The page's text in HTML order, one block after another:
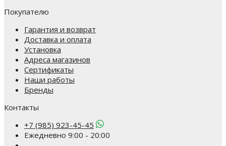
Покупателю
Гарантия и возврат
Доставка и оплата
Установка
Адреса магазинов
Сертификаты
Наши работы
Бренды
Контакты
+7 (985) 923-45-45
Ежедневно 9:00 - 20:00